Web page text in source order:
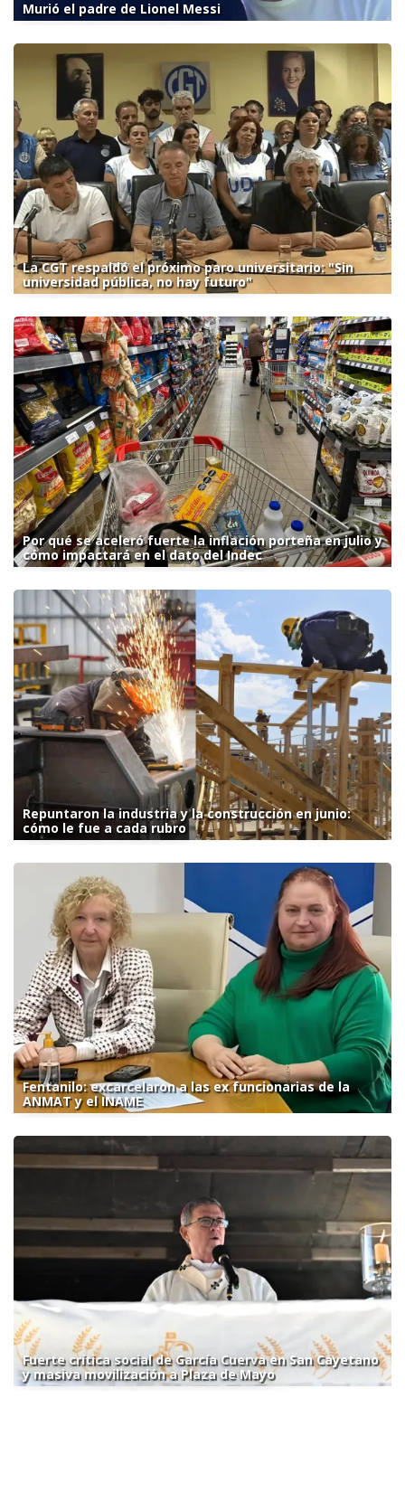
Murió el padre de Lionel Messi
La CGT respaldó el próximo paro universitario: "Sin
universidad pública, no hay futuro"
Por qué se aceleró fuerte la inflación porteña en julio y
cómo impactará en el dato del Indec
Repuntaron la industria y la construcción en junio:
cómo le fue a cada rubro
Fentanilo: excarcelaron a las ex funcionarias de la
ANMAT y el INAME
Fuerte crítica social de García Cuerva en San Cayetano
y masiva movilización a Plaza de Mayo